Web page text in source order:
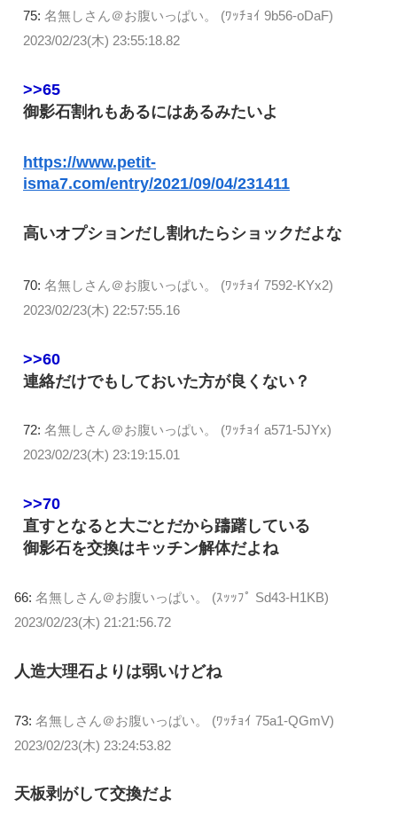
75: 名無しさん＠お腹いっぱい。 (ﾜｯﾁｮｲ 9b56-oDaF)
2023/02/23(木) 23:55:18.82
>>65
御影石割れもあるにはあるみたいよ
https://www.petit-
isma7.com/entry/2021/09/04/231411
高いオプションだし割れたらショックだよな
70: 名無しさん＠お腹いっぱい。 (ﾜｯﾁｮｲ 7592-KYx2)
2023/02/23(木) 22:57:55.16
>>60
連絡だけでもしておいた方が良くない？
72: 名無しさん＠お腹いっぱい。 (ﾜｯﾁｮｲ a571-5JYx)
2023/02/23(木) 23:19:15.01
>>70
直すとなると大ごとだから躊躇している
御影石を交換はキッチン解体だよね
66: 名無しさん＠お腹いっぱい。 (ｽｯｯﾌﾟ Sd43-H1KB)
2023/02/23(木) 21:21:56.72
人造大理石よりは弱いけどね
73: 名無しさん＠お腹いっぱい。 (ﾜｯﾁｮｲ 75a1-QGmV)
2023/02/23(木) 23:24:53.82
天板剥がして交換だよ